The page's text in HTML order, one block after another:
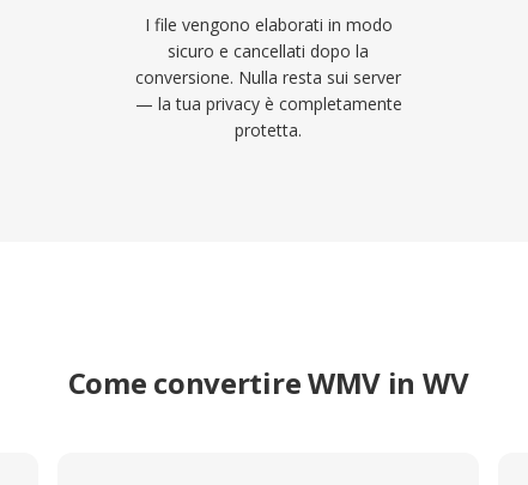
supporta anche
incorporati e valori
anche della
I file vengono elaborati in modo
sicuro e cancellati dopo la
conversione. Nulla resta sui server
— la tua privacy è completamente
protetta.
Come convertire WMV in WV